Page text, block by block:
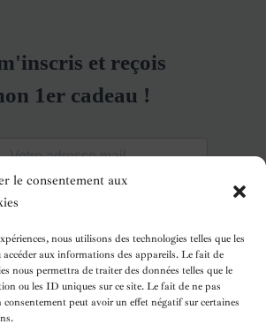
le consentement aux
nous utilisons des technologies telles que les
accéder aux informations des appareils. Le fait de
nous permettra de traiter des données telles que le
ou les ID uniques sur ce site. Le fait de ne pas
peut avoir un effet négatif sur certaines